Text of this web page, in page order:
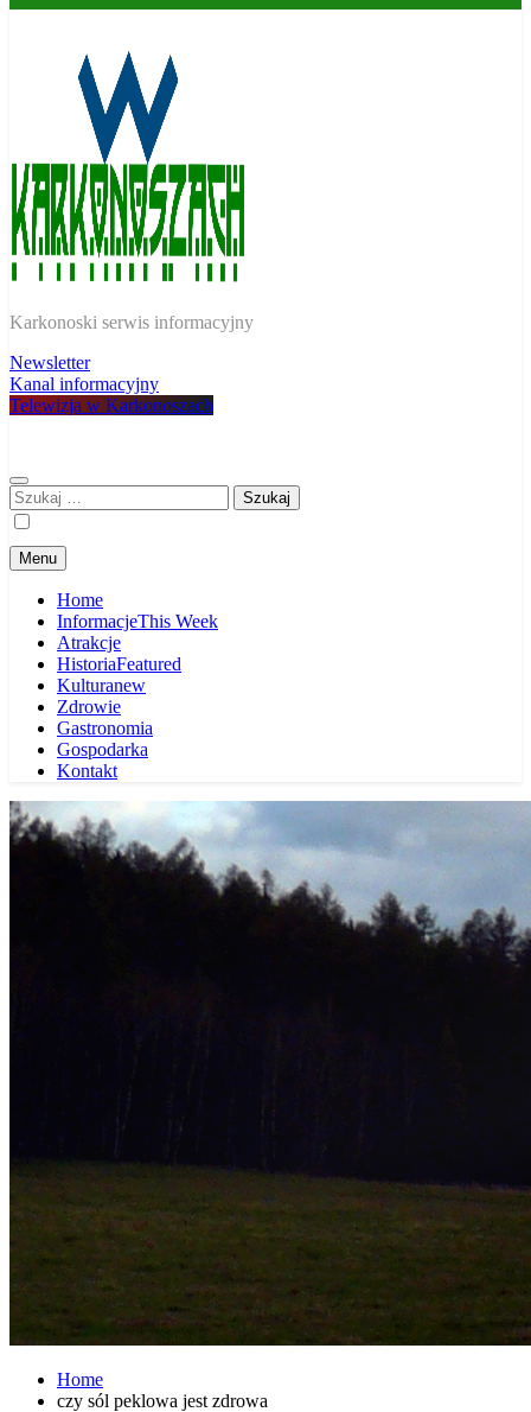
W Karkonoszach
Karkonoski serwis informacyjny
Newsletter
Kanal informacyjny
Telewizja w Karkonoszach
Szukaj:
Menu
Home
InformacjeThis Week
Atrakcje
HistoriaFeatured
Kulturanew
Zdrowie
Gastronomia
Gospodarka
Kontakt
Home
czy sól peklowa jest zdrowa